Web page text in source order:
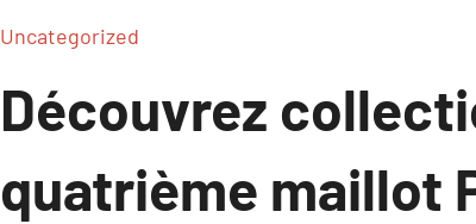
Uncategorized
Découvrez
quatrième maillot